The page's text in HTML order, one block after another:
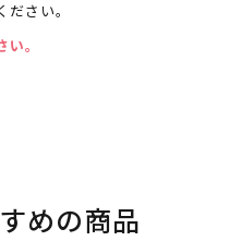
さい。
。
めの商品